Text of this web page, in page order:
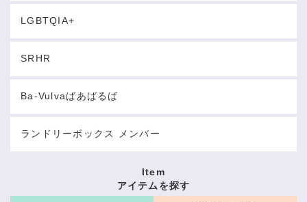
LGBTQIA+
SRHR
Ba-Vulvaばあばるば
ランドリーボックス メンバー
Item
アイテムを探す